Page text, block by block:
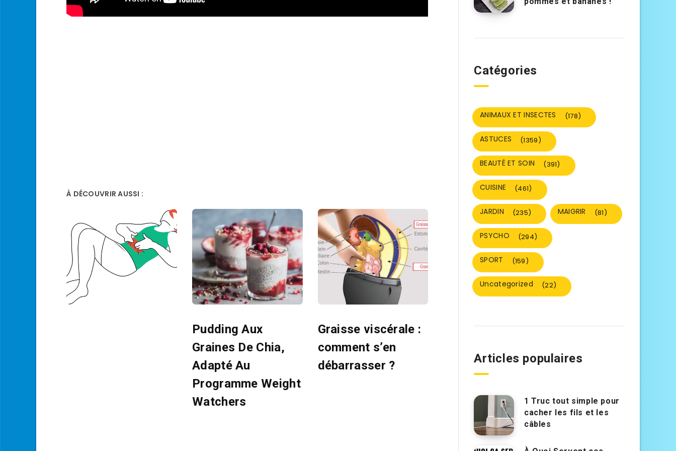
À DÉCOUVRIR AUSSI :
Pudding Aux
Graines De Chia,
Adapté Au
Programme Weight
Watchers
Graisse viscérale :
comment s’en
débarrasser ?
Catégories
ANIMAUX ET INSECTES (178)
ASTUCES (1359)
BEAUTÉ ET SOIN (391)
CUISINE (461)
JARDIN (235) MAIGRIR (81)
PSYCHO (294)
SPORT (159)
Uncategorized (22)
Articles populaires
1 Truc tout simple pour
cacher les fils et les
câbles